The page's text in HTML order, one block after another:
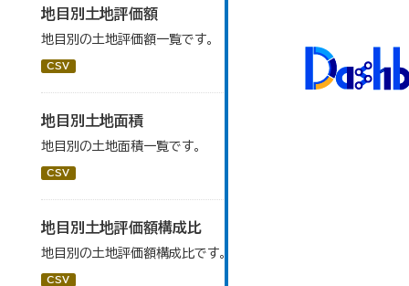
地目別土地評価額
地目別の土地評価額一覧です。
CSV
地目別土地面積
地目別の土地面積一覧です。
CSV
地目別土地評価額構成比
地目別の土地評価額構成比です。
CSV